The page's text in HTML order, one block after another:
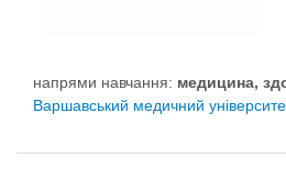
напрями навчання: медицина,
Варшавський медичний